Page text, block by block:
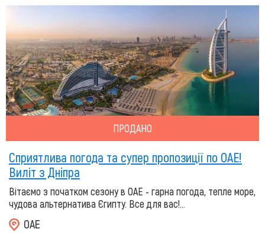
ПРОДАНО
Сприятлива погода та супер пропозиції по ОАЕ!
Виліт з Дніпра
Вітаємо з початком сезону в ОАЕ - гарна погода, тепле море,
чудова альтернатива Єгипту. Все для вас!...
ОАЕ